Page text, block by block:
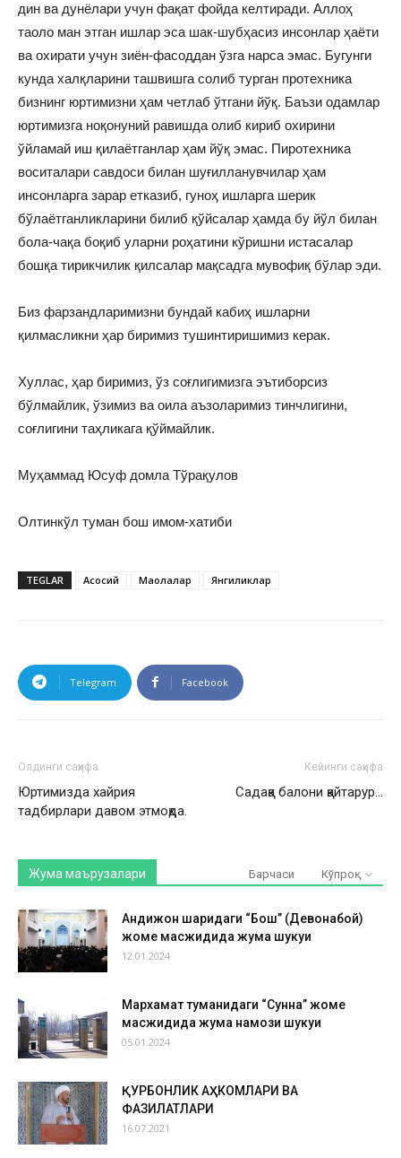
дин ва дунёлари учун фақат фойда келтиради. Аллоҳ
таоло ман этган ишлар эса шак-шубҳасиз инсонлар ҳаёти
ва охирати учун зиён-фасоддан ўзга нарса эмас. Бугунги
кунда халқларини ташвишга солиб турган протехника
бизнинг юртимизни ҳам четлаб ўтгани йўқ. Баъзи одамлар
юртимизга ноқонуний равишда олиб кириб охирини
ўйламай иш қилаётганлар ҳам йўқ эмас. Пиротехника
воситалари савдоси билан шуғилланувчилар ҳам
инсонларга зарар етказиб, гуноҳ ишларга шерик
бўлаётганликларини билиб қўйсалар ҳамда бу йўл билан
бола-чақа боқиб уларни роҳатини кўришни истасалар
бошқа тирикчилик қилсалар мақсадга мувофиқ бўлар эди.
Биз фарзандларимизни бундай кабиҳ ишларни
қилмасликни ҳар биримиз тушинтиришимиз керак.
Хуллас, ҳар биримиз, ўз соғлигимизга эътиборсиз
бўлмайлик, ўзимиз ва оила аъзоларимиз тинчлигини,
соғлигини таҳликага қўймайлик.
Муҳаммад Юсуф домла Тўрақулов
Олтинкўл туман бош имом-хатиби
TEGLAR Асосий Мақолалар Янгиликлар
Telegram Facebook
Олдинги саҳифа
Юртимизда хайрия
тадбирлари давом этмоқда.
Кейинги саҳифа
Садақа балони қайтарур…
Жума маърузалари Барчаси Кўпроқ
Андижон шаҳридаги “Бош” (Девонабой)
жоме масжидида жума шукуҳи
12.01.2024
Мархамат туманидаги “Сунна” жоме
масжидида жума намози шукуҳи
05.01.2024
ҚУРБОНЛИК АҲКОМЛАРИ ВА
ФАЗИЛАТЛАРИ
16.07.2021